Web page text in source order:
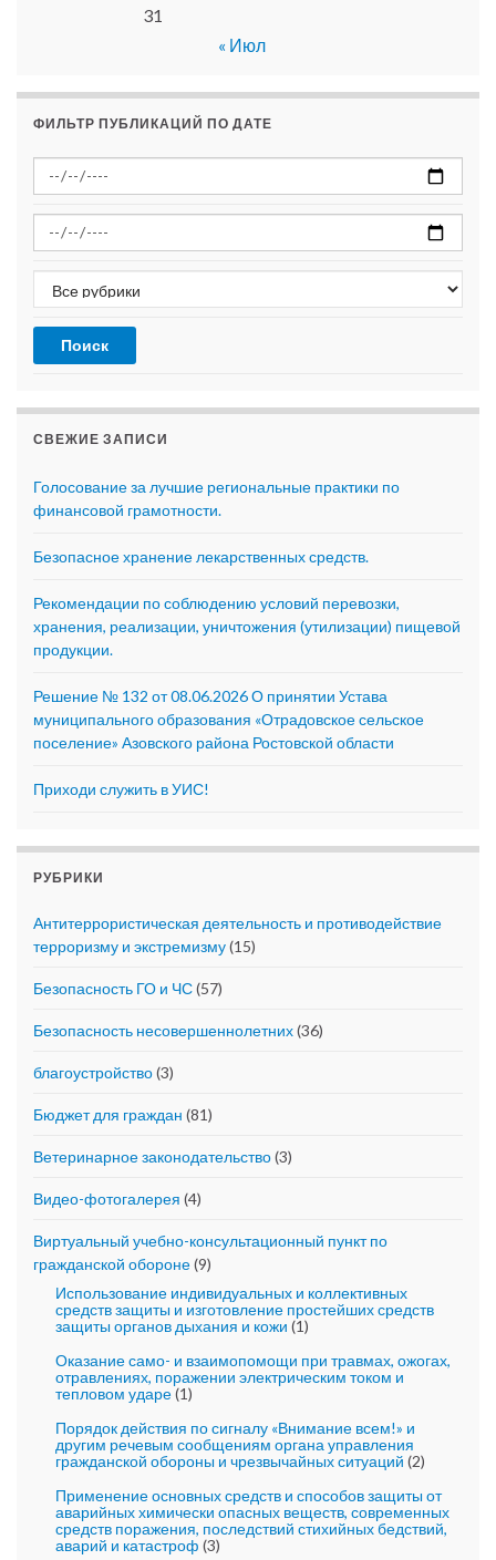
31
« Июл
ФИЛЬТР ПУБЛИКАЦИЙ ПО ДАТЕ
СВЕЖИЕ ЗАПИСИ
Голосование за лучшие региональные практики по
финансовой грамотности.
Безопасное хранение лекарственных средств.
Рекомендации по соблюдению условий перевозки,
хранения, реализации, уничтожения (утилизации) пищевой
продукции.
Решение № 132 от 08.06.2026 О принятии Устава
муниципального образования «Отрадовское сельское
поселение» Азовского района Ростовской области
Приходи служить в УИС!
РУБРИКИ
Антитеррористическая деятельность и противодействие
терроризму и экстремизму(15)
Безопасность ГО и ЧС(57)
Безопасность несовершеннолетних(36)
благоустройство(3)
Бюджет для граждан (81)
Ветеринарное законодательство(3)
Видео-фотогалерея (4)
Виртуальный учебно-консультационный пункт по
гражданской обороне(9)
Использование индивидуальных и коллективных
средств защиты и изготовление простейших средств
защиты органов дыхания и кожи (1)
Оказание само- и взаимопомощи при травмах, ожогах,
отравлениях, поражении электрическим током и
тепловом ударе(1)
Порядок действия по сигналу «Внимание всем!» и
другим речевым сообщениям органа управления
гражданской обороны и чрезвычайных ситуаций (2)
Применение основных средств и способов защиты от
аварийных химически опасных веществ, современных
средств поражения, последствий стихийных бедствий,
аварий и катастроф (3)